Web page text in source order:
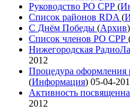
Руководство РО СРР (
Список районов RDA (
С Днём Победы (Архив)
Список членов РО СРР
Нижегородская
2012
Процедура оформления
(Информация) 05-04-
Активность
2012